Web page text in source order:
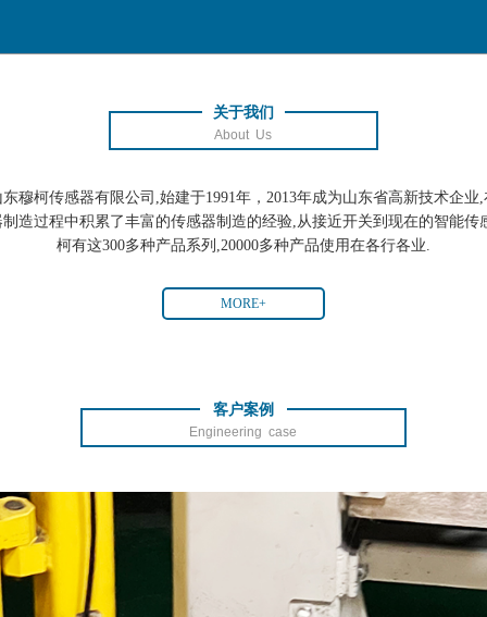
关于我们
About Us
东穆柯传感器有限公司,始建于1991年，2013年成为山东省高新技术企业,
造过程中积累了丰富的传感器制造的经验,从接近开关到现在的智能传
柯有这300多种产品系列,20000多种产品使用在各行各业.
MORE+
客户案例
Engineering case